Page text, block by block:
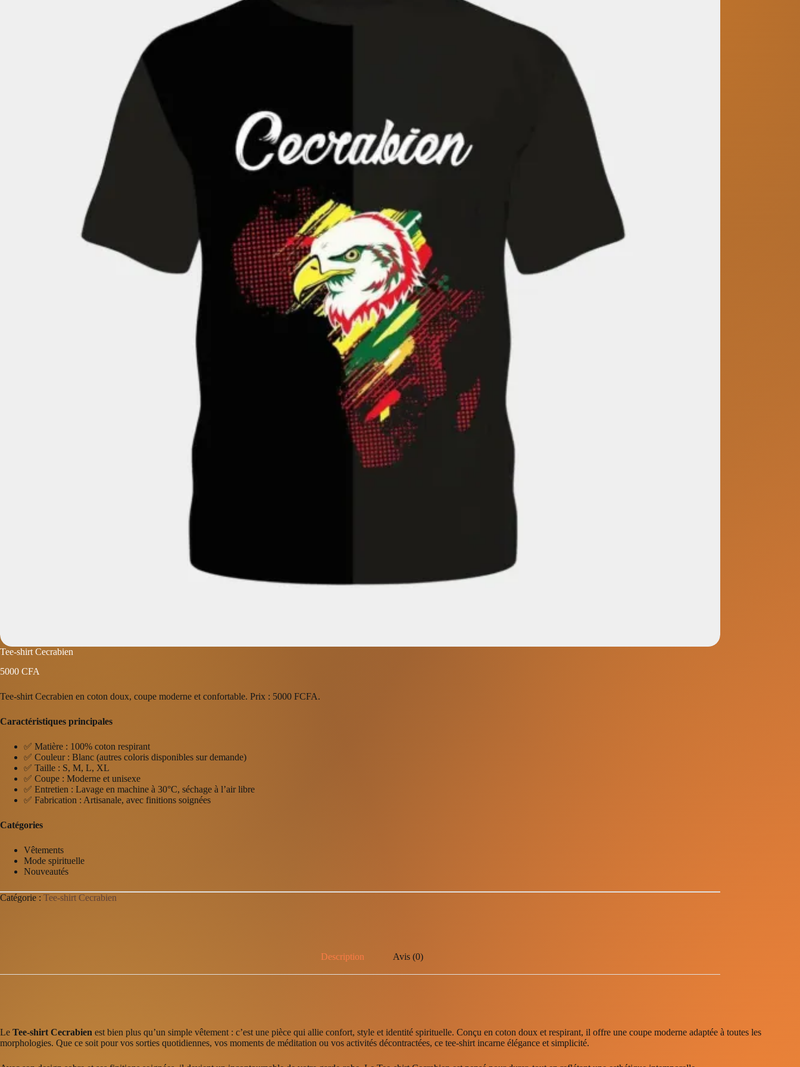
Tee-shirt Cecrabien
5000 CFA
Tee-shirt Cecrabien en coton doux, coupe moderne et confortable. Prix : 5000 FCFA.
Caractéristiques principales
✅ Matière : 100% coton respirant
✅ Couleur : Blanc (autres coloris disponibles sur demande)
✅ Taille : S, M, L, XL
✅ Coupe : Moderne et unisexe
✅ Entretien : Lavage en machine à 30°C, séchage à l’air libre
✅ Fabrication : Artisanale, avec finitions soignées
Catégories
Vêtements
Mode spirituelle
Nouveautés
Catégorie : Tee-shirt Cecrabien
Description Avis (0)
Le Tee-shirt Cecrabien est bien plus qu’un simple vêtement : c’est une pièce qui allie confort, style et identité spirituelle. Conçu en coton doux et respirant, il offre une coupe moderne adaptée à toutes les
morphologies. Que ce soit pour vos sorties quotidiennes, vos moments de méditation ou vos activités décontractées, ce tee-shirt incarne élégance et simplicité.